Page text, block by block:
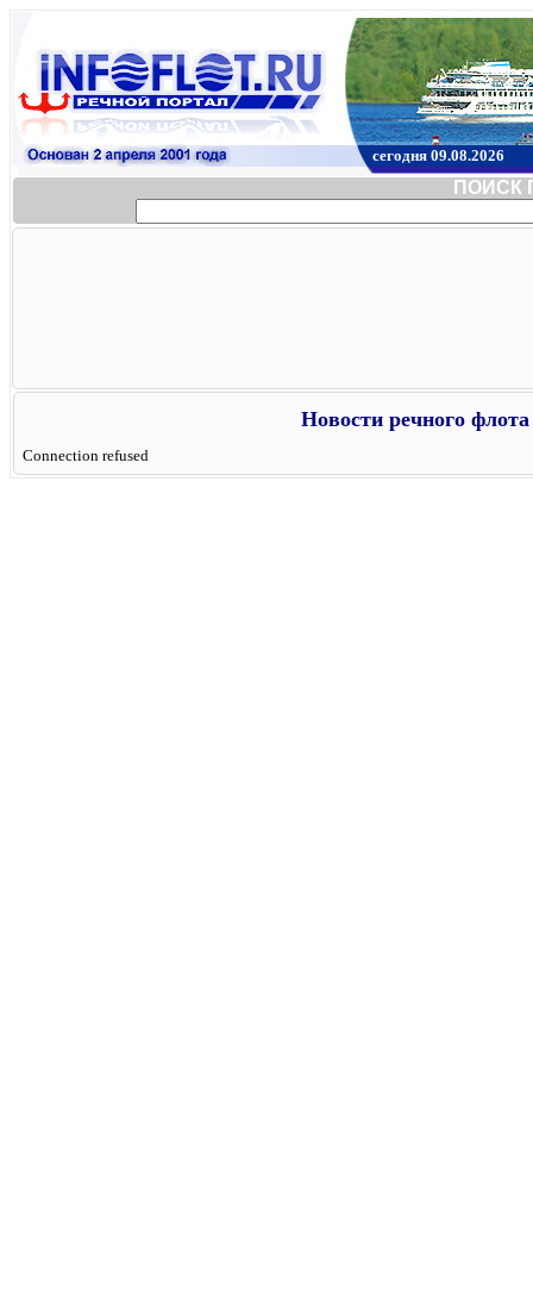
сегодня 09.08.2026
ПОИСК
Новости речного
Connection refused